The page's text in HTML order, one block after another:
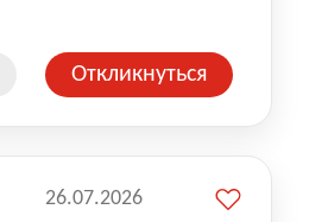
Откликнуться
26.07.2026